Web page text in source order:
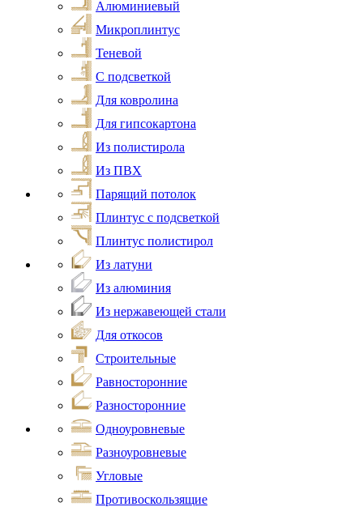
Алюминиевый
Микроплинтус
Теневой
С подсветкой
Для ковролина
Для гипсокартона
Из полистирола
Из ПВХ
Парящий потолок
Плинтус с подсветкой
Плинтус полистирол
Из латуни
Из алюминия
Из нержавеющей стали
Для откосов
Строительные
Равносторонние
Разносторонние
Одноуровневые
Разноуровневые
Угловые
Противоскользящие